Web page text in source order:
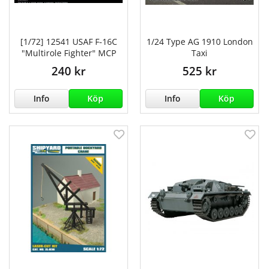
[1/72] 12541 USAF F-16C
"Multirole Fighter" MCP
240 kr
Info Köp
1/24 Type AG 1910 London
Taxi
525 kr
Info Köp